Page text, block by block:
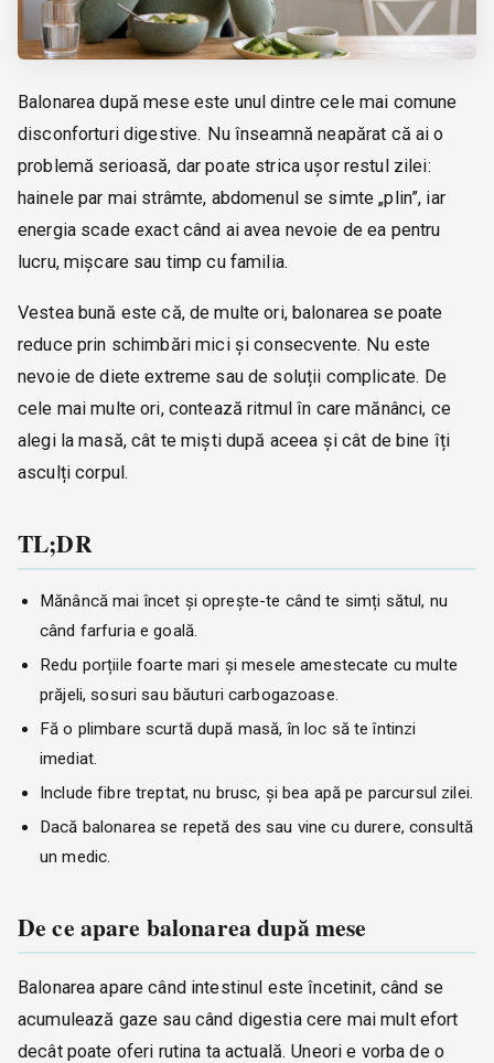
Balonarea după mese este unul dintre cele mai comune
disconforturi digestive. Nu înseamnă neapărat că ai o
problemă serioasă, dar poate strica ușor restul zilei:
hainele par mai strâmte, abdomenul se simte „plin”, iar
energia scade exact când ai avea nevoie de ea pentru
lucru, mișcare sau timp cu familia.
Vestea bună este că, de multe ori, balonarea se poate
reduce prin schimbări mici și consecvente. Nu este
nevoie de diete extreme sau de soluții complicate. De
cele mai multe ori, contează ritmul în care mănânci, ce
alegi la masă, cât te miști după aceea și cât de bine îți
asculți corpul.
TL;DR
Mănâncă mai încet și oprește-te când te simți sătul, nu
când farfuria e goală.
Redu porțiile foarte mari și mesele amestecate cu multe
prăjeli, sosuri sau băuturi carbogazoase.
Fă o plimbare scurtă după masă, în loc să te întinzi
imediat.
Include fibre treptat, nu brusc, și bea apă pe parcursul zilei.
Dacă balonarea se repetă des sau vine cu durere, consultă
un medic.
De ce apare balonarea după mese
Balonarea apare când intestinul este încetinit, când se
acumulează gaze sau când digestia cere mai mult efort
decât poate oferi rutina ta actuală. Uneori e vorba de o